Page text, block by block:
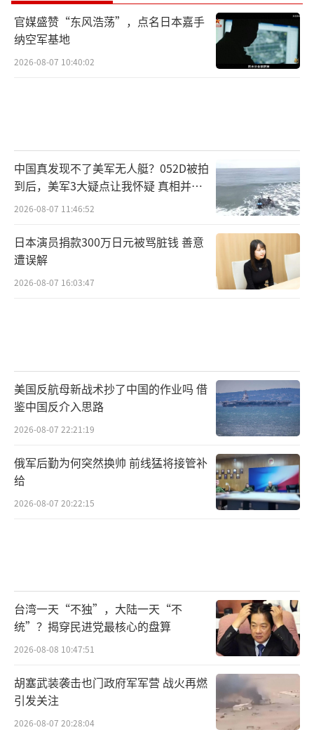
官媒盛赞“东风浩荡”，点名日本嘉手
纳空军基地
2026-08-07 10:40:02
中国真发现不了美军无人艇？052D被拍
到后，美军3大疑点让我怀疑 真相并非
如此
2026-08-07 11:46:52
日本演员捐款300万日元被骂脏钱 善意
遭误解
2026-08-07 16:03:47
美国反航母新战术抄了中国的作业吗 借
鉴中国反介入思路
2026-08-07 22:21:19
俄军后勤为何突然换帅 前线猛将接管补
给
2026-08-07 20:22:15
台湾一天“不独”，大陆一天“不
统”？揭穿民进党最核心的盘算
2026-08-08 10:47:51
胡塞武装袭击也门政府军军营 战火再燃
引发关注
2026-08-07 20:28:04